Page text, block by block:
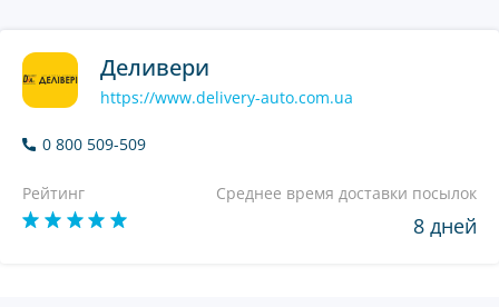
Деливери
https://www.delivery-auto.com.ua
0 800 509-509
Рейтинг Среднее время доставки посылок
8 дней